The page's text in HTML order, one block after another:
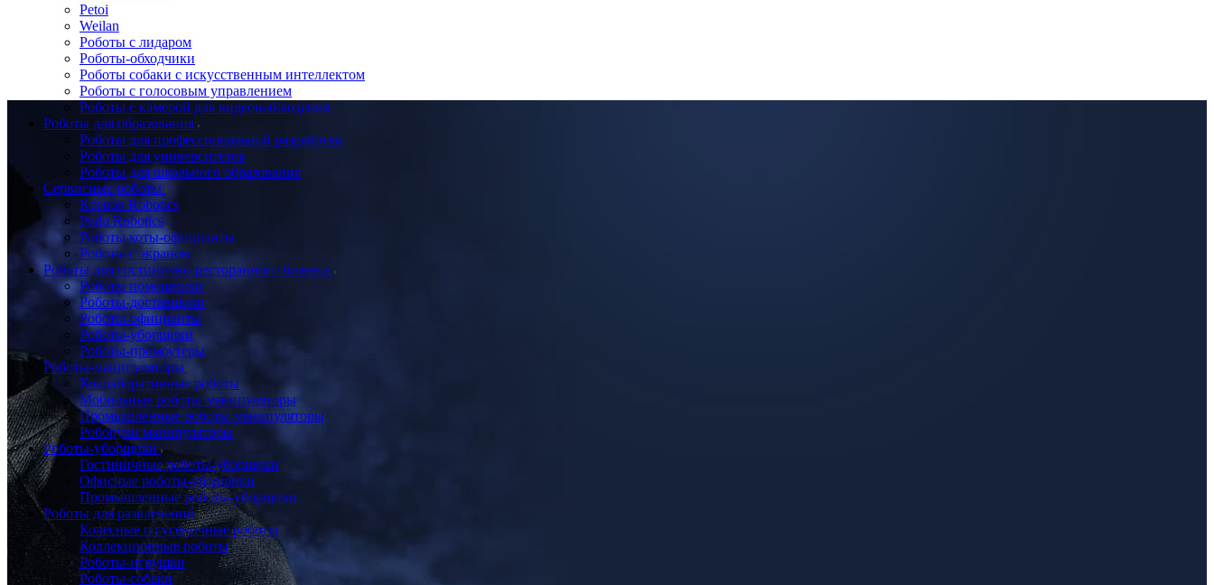
Petoi
Weilan
Роботы с лидаром
Роботы-обходчики
Роботы собаки с искусственным интеллектом
Роботы с голосовым управлением
Роботы с камерой для видеонаблюдения
Роботы для образования
Роботы для профессиональной разработки
Роботы для университетов
Роботы для школьного образования
Сервисные роботы
Keenon Robotics
Pudu Robotics
Роботы коты-официанты
Роботы с экраном
Роботы для гостинично-ресторанного бизнеса
Роботы помощники
Роботы-доставщики
Роботы-официанты
Роботы-уборщики
Роботы-промоутеры
Роботы-манипуляторы
Коллаборативные роботы
Мобильные роботы-манипуляторы
Промышленные роботы-манипуляторы
Роборуки манипуляторы
Роботы-уборщики
Гостиничные роботы-уборщики
Офисные роботы-уборщики
Промышленные роботы-уборщики
Роботы для развлечений
Колесные и гусеничные роботы
Коллекционные роботы
Роботы-игрушки
Роботы-собаки